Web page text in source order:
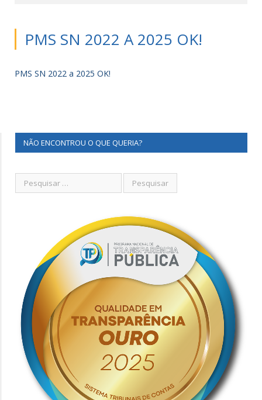
PMS SN 2022 A 2025 OK!
PMS SN 2022 a 2025 OK!
NÃO ENCONTROU O QUE QUERIA?